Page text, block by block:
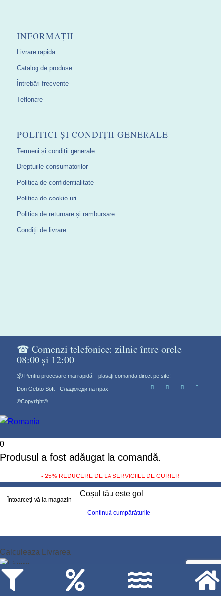
INFORMAȚII
Livrare rapida
Catalog de produse
Întrebări frecvente
Teflonare
POLITICI ȘI CONDIȚII GENERALE
Termeni și condiții generale
Drepturile consumatorilor
Politica de confidențialitate
Politica de cookie-uri
Politica de returnare și rambursare
Condiții de livrare
☎ Comenzi telefonice: zilnic între orele
08:00 și 12:00
📦 Pentru procesare mai rapidă – plasați comanda direct pe site!
Don Gelato Soft - Сладоледи на прах
®Copyright©
0
Produsul a fost adăugat la comandă.
- 25% REDUCERE DE LA SERVICIILE DE CURIER
Coșul tău este gol
Întoarceți-vă la magazin
Continuă cumpărăturile
Calculeaza Livrarea